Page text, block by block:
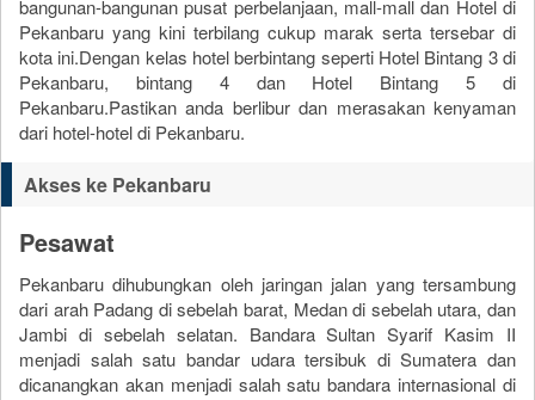
bangunan-bangunan pusat perbelanjaan, mall-mall dan Hotel di
Pekanbaru yang kini terbilang cukup marak serta tersebar di
kota ini.Dengan kelas hotel berbintang seperti Hotel Bintang 3 di
Pekanbaru, bintang 4 dan Hotel Bintang 5 di
Pekanbaru.Pastikan anda berlibur dan merasakan kenyaman
dari hotel-hotel di Pekanbaru.
Akses ke Pekanbaru
Pesawat
Pekanbaru dihubungkan oleh jaringan jalan yang tersambung
dari arah Padang di sebelah barat, Medan di sebelah utara, dan
Jambi di sebelah selatan. Bandara Sultan Syarif Kasim II
menjadi salah satu bandar udara tersibuk di Sumatera dan
dicanangkan akan menjadi salah satu bandara internasional di